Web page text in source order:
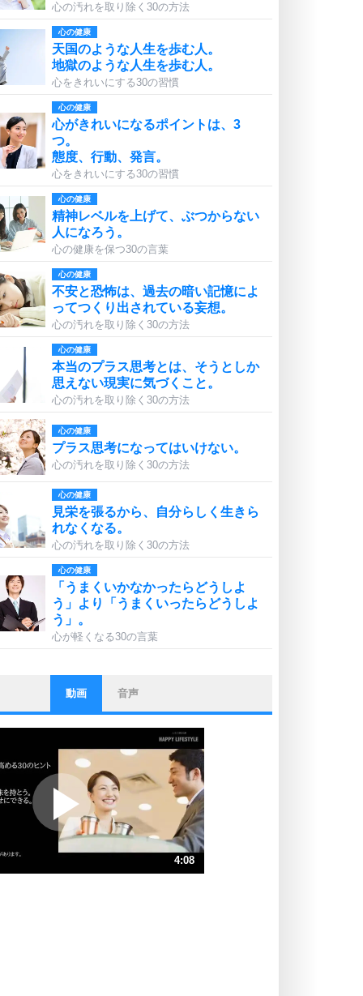
心の汚れを取り除く30の方法
心の健康
天国のような人生を歩む人。
地獄のような人生を歩む人。
心をきれいにする30の習慣
心の健康
心がきれいになるポイントは、3
つ。
態度、行動、発言。
心をきれいにする30の習慣
心の健康
精神レベルを上げて、ぶつからない
人になろう。
心の健康を保つ30の言葉
心の健康
不安と恐怖は、過去の暗い記憶によ
ってつくり出されている妄想。
心の汚れを取り除く30の方法
心の健康
本当のプラス思考とは、そうとしか
思えない現実に気づくこと。
心の汚れを取り除く30の方法
心の健康
プラス思考になってはいけない。
心の汚れを取り除く30の方法
心の健康
見栄を張るから、自分らしく生きら
れなくなる。
心の汚れを取り除く30の方法
心の健康
「うまくいかなかったらどうしよ
う」より「うまくいったらどうしよ
う」。
心が軽くなる30の言葉
ストレス対策
他人と比べない。
いっそのこと、他人を見ない。
いらいらしない人になる30の方法
プラス思考
ポジティブになれない原因は、行動
しないから。
ポジティブ思考になる30の方法
ストレス対策
動画 音声
4:08